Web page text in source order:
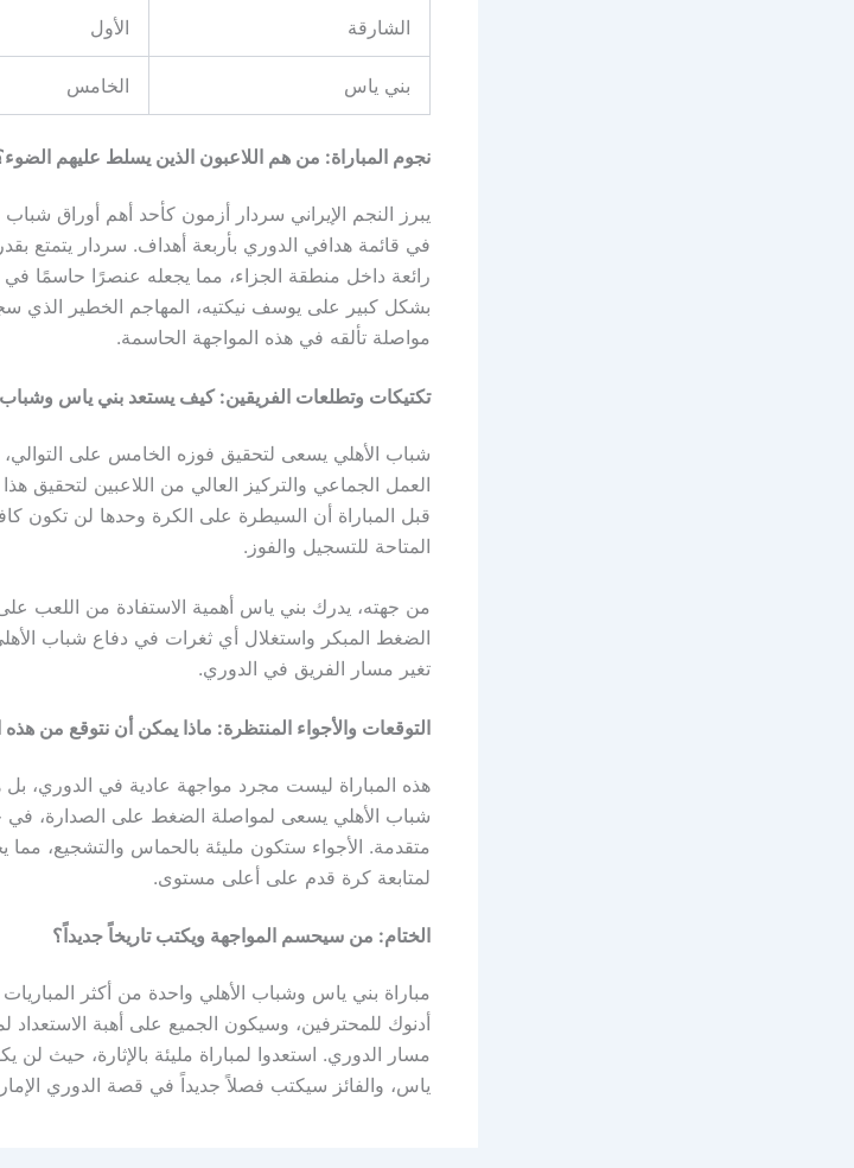
الشارقة الأول
بني ياس الخامس
نجوم المباراة: من هم اللاعبون الذين يسلط عليهم
يبرز النجم الإيراني سردار أزمون كأحد أهم أوراق شباب
في قائمة هدافي الدوري بأربعة أهداف. سردار يتمتع
رائعة داخل منطقة الجزاء، مما يجعله عنصرًا حاسمًا
بشكل كبير على يوسف نيكتيه، المهاجم الخطير الذي
مواصلة تألقه في هذه المواجهة الحاسمة.
تكتيكات وتطلعات الفريقين: كيف يستعد بني ياس وشباب
شباب الأهلي يسعى لتحقيق فوزه الخامس على التوالي،
العمل الجماعي والتركيز العالي من اللاعبين لتحقيق
قبل المباراة أن السيطرة على الكرة وحدها لن تكون
المتاحة للتسجيل والفوز.
من جهته، يدرك بني ياس أهمية الاستفادة من اللعب
الضغط المبكر واستغلال أي ثغرات في دفاع شباب
تغير مسار الفريق في الدوري.
التوقعات والأجواء المنتظرة: ماذا يمكن أن نتوقع من هذه
هذه المباراة ليست مجرد مواجهة عادية في الدوري،
شباب الأهلي يسعى لمواصلة الضغط على الصدارة، في
متقدمة. الأجواء ستكون مليئة بالحماس والتشجيع، مما
لمتابعة كرة قدم على أعلى مستوى.
الختام: من سيحسم المواجهة ويكتب تاريخاً جديداً؟
مباراة بني ياس وشباب الأهلي واحدة من أكثر
أدنوك للمحترفين، وسيكون الجميع على أهبة الاستعداد
مسار الدوري. استعدوا لمباراة مليئة بالإثارة، حيث
ياس، والفائز سيكتب فصلاً جديداً في قصة الدوري